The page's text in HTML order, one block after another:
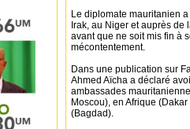
Le diplomate mauritanien
Irak, au Niger et auprès de
avant que ne soit mis fin à
mécontentement.
Dans une publication sur
Ahmed Aïcha a déclaré
ambassades
Moscou), en Afrique
(Bagdad).